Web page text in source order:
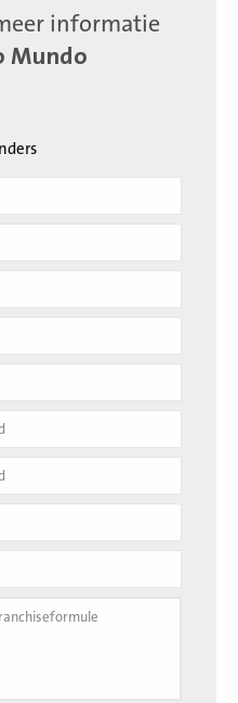
informatie
Mundo